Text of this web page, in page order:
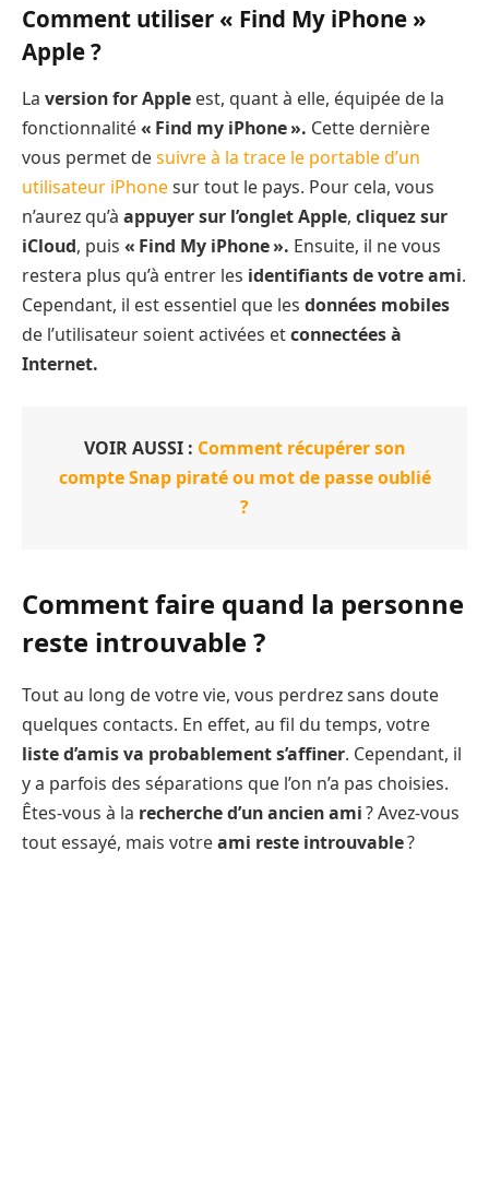
Comment utiliser « Find My iPhone »
Apple ?
La version for Apple est, quant à elle, équipée de la
fonctionnalité« Find my iPhone ». Cette dernière
vous permet desuivre à la trace le portable d’un
utilisateur iPhonesur tout le pays. Pour cela, vous
n’aurez qu’à appuyer sur l’onglet Apple, cliquez sur
iCloud, puis « Find My iPhone ». Ensuite, il ne vous
restera plus qu’à entrer les identifiants de votre ami.
Cependant, il est essentiel que les données mobiles
de l’utilisateur soient activées etconnectées à
Internet.
VOIR AUSSI : Comment récupérer son
compte Snap piraté ou mot de passe oublié
?
Comment faire quand la personne
reste introuvable ?
Tout au long de votre vie, vous perdrez sans doute
quelques contacts. En effet, au fil du temps, votre
liste d’amis va probablement s’affiner. Cependant, il
y a parfois des séparations que l’on n’a pas choisies.
Êtes-vous à la recherche d’un ancien ami? Avez-vous
tout essayé, mais votreami reste introuvable?